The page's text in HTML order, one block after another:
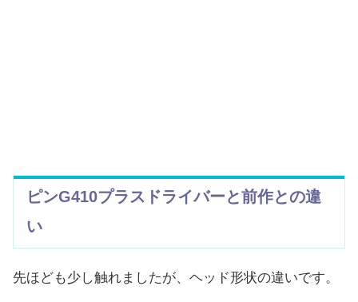
ピンG410プラスドライバーと前作との違
い
先ほども少し触れましたが、ヘッド形状の違いです。